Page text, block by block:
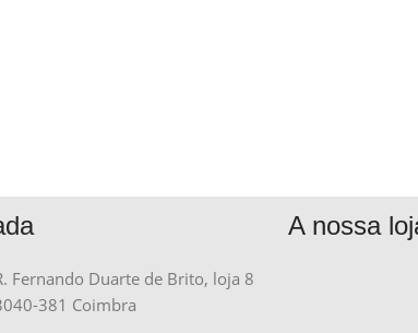
Fernando Duarte de Brito, loja 8
381 Coimbra
A nossa